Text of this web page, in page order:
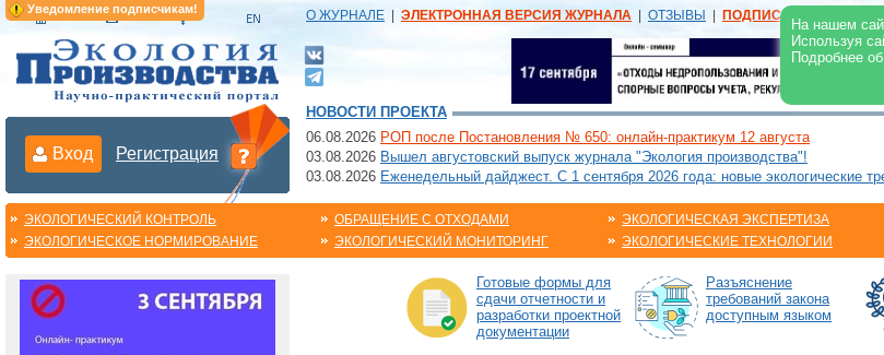
Уведомление подписчикам!
На нашем
Используя
Подробнее
О ЖУРНАЛЕ ЭЛЕКТРОННАЯ ВЕРСИЯ ЖУРНАЛА ОТЗЫВЫ ПОДПИСКА |
Вход Регистрация
НОВОСТИ ПРОЕКТА
06.08.2026 РОП после Постановления № 650: онлайн-практикум 12 августа
03.08.2026 Вышел августовский выпуск журнала "Экология производства"!
03.08.2026 Еженедельный дайджест. С 1 сентября 2026 года: новые экологические
ЭКОЛОГИЧЕСКИЙ КОНТРОЛЬ
ЭКОЛОГИЧЕСКОЕ НОРМИРОВАНИЕ
ОБРАЩЕНИЕ С ОТХОДАМИ
ЭКОЛОГИЧЕСКИЙ МОНИТОРИНГ
ЭКОЛОГИЧЕСКАЯ ЭКСПЕРТИЗА
ЭКОЛОГИЧЕСКИЕ ТЕХНОЛОГИИ
Готовые формы для
сдачи отчетности и
разработки проектной
документации
Разъяснение
требований закона
доступным языком